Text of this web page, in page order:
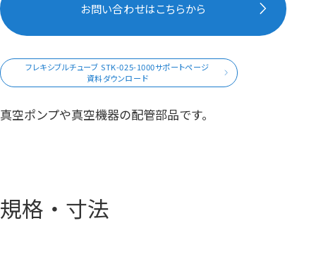
お問い合わせはこちらから
フレキシブルチューブ STK-025-1000サポートページ
資料ダウンロード
真空ポンプや真空機器の配管部品です。
規格・寸法